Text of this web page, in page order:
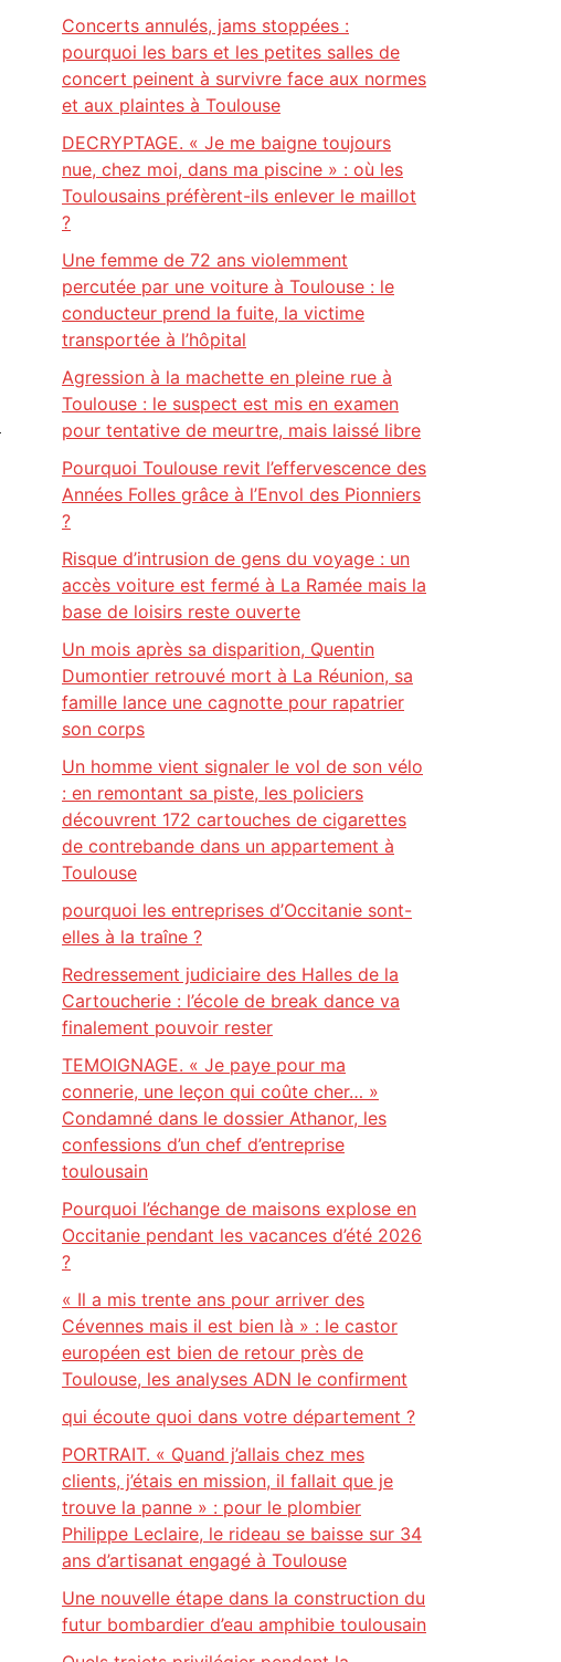
Concerts annulés, jams stoppées :
pourquoi les bars et les petites salles de
concert peinent à survivre face aux normes
et aux plaintes à Toulouse
DECRYPTAGE. « Je me baigne toujours
nue, chez moi, dans ma piscine » : où les
Toulousains préfèrent-ils enlever le maillot
?
Une femme de 72 ans violemment
percutée par une voiture à Toulouse : le
conducteur prend la fuite, la victime
transportée à l’hôpital
Agression à la machette en pleine rue à
Toulouse : le suspect est mis en examen
pour tentative de meurtre, mais laissé libre
Pourquoi Toulouse revit l’effervescence des
Années Folles grâce à l’Envol des Pionniers
?
Risque d’intrusion de gens du voyage : un
accès voiture est fermé à La Ramée mais la
base de loisirs reste ouverte
Un mois après sa disparition, Quentin
Dumontier retrouvé mort à La Réunion, sa
famille lance une cagnotte pour rapatrier
son corps
Un homme vient signaler le vol de son vélo
: en remontant sa piste, les policiers
découvrent 172 cartouches de cigarettes
de contrebande dans un appartement à
Toulouse
pourquoi les entreprises d’Occitanie sont-
elles à la traîne ?
Redressement judiciaire des Halles de la
Cartoucherie : l’école de break dance va
finalement pouvoir rester
TEMOIGNAGE. « Je paye pour ma
connerie, une leçon qui coûte cher… »
Condamné dans le dossier Athanor, les
confessions d’un chef d’entreprise
toulousain
Pourquoi l’échange de maisons explose en
Occitanie pendant les vacances d’été 2026
?
« Il a mis trente ans pour arriver des
Cévennes mais il est bien là » : le castor
européen est bien de retour près de
Toulouse, les analyses ADN le confirment
qui écoute quoi dans votre département ?
PORTRAIT. « Quand j’allais chez mes
clients, j’étais en mission, il fallait que je
trouve la panne » : pour le plombier
Philippe Leclaire, le rideau se baisse sur 34
ans d’artisanat engagé à Toulouse
Une nouvelle étape dans la construction du
futur bombardier d’eau amphibie toulousain